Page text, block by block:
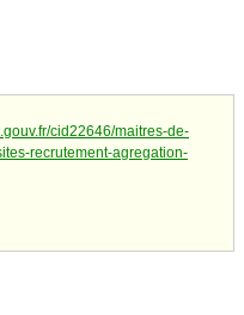
cid22646/maitres-de-
recrutement-agregation-